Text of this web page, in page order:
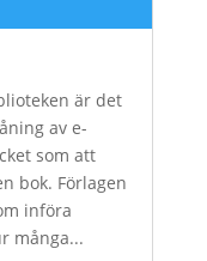
är det
av e-
som att
bok. Förlagen
införa
många...